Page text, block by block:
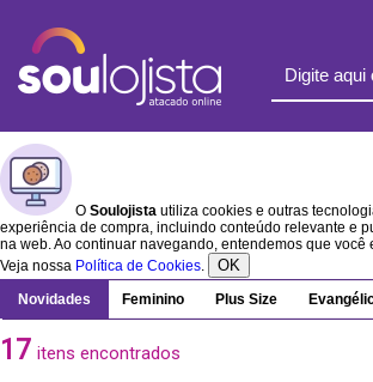
O Soulojista utiliza cookies e outras
experiência de compra, incluindo conteúdo relevante e
na web. Ao continuar navegando, entendemos que você
Veja nossa Política de Cookies. OK
Novidades Feminino Plus Size
17 itens encontrados